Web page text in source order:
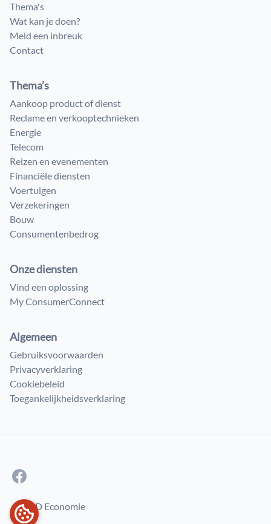
Thema's
Wat kan je doen?
Meld een inbreuk
Contact
Thema’s
Aankoop product of dienst
Reclame en verkooptechnieken
Energie
Telecom
Reizen en evenementen
Financiële diensten
Voertuigen
Verzekeringen
Bouw
Consumenten​bedrog
Onze diensten
Vind een oplossing
My ConsumerConnect
Algemeen
Gebruiksvoorwaarden
Privacyverklaring
Cookiebeleid
Toegankelijkheidsverklaring
© FOD Economie
COOKIEVOORKEUREN